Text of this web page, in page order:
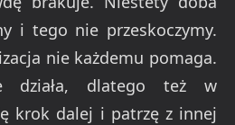
i tego nie przeskoczymy.
nie każdemu pomaga.
dlatego też w
krok dalej i patrzę z innej